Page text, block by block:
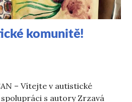
komunitě!
– Vítejte v autistické
s autory Zrzavá